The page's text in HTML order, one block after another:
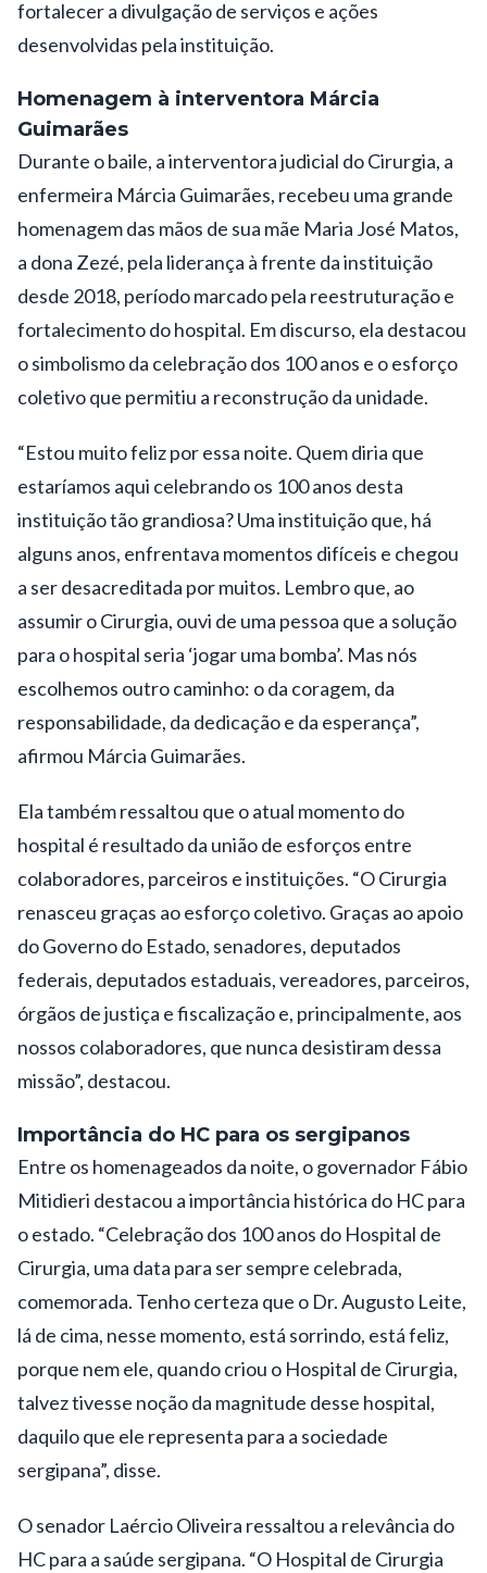
fortalecer a divulgação de serviços e ações
desenvolvidas pela instituição.
Homenagem à interventora Márcia
Guimarães
Durante o baile, a interventora judicial do Cirurgia, a
enfermeira Márcia Guimarães, recebeu uma grande
homenagem das mãos de sua mãe Maria José Matos,
a dona Zezé, pela liderança à frente da instituição
desde 2018, período marcado pela reestruturação e
fortalecimento do hospital. Em discurso, ela destacou
o simbolismo da celebração dos 100 anos e o esforço
coletivo que permitiu a reconstrução da unidade.
“Estou muito feliz por essa noite. Quem diria que
estaríamos aqui celebrando os 100 anos desta
instituição tão grandiosa? Uma instituição que, há
alguns anos, enfrentava momentos difíceis e chegou
a ser desacreditada por muitos. Lembro que, ao
assumir o Cirurgia, ouvi de uma pessoa que a solução
para o hospital seria ‘jogar uma bomba’. Mas nós
escolhemos outro caminho: o da coragem, da
responsabilidade, da dedicação e da esperança”,
afirmou Márcia Guimarães.
Ela também ressaltou que o atual momento do
hospital é resultado da união de esforços entre
colaboradores, parceiros e instituições. “O Cirurgia
renasceu graças ao esforço coletivo. Graças ao apoio
do Governo do Estado, senadores, deputados
federais, deputados estaduais, vereadores, parceiros,
órgãos de justiça e fiscalização e, principalmente, aos
nossos colaboradores, que nunca desistiram dessa
missão”, destacou.
Importância do HC para os sergipanos
Entre os homenageados da noite, o governador Fábio
Mitidieri destacou a importância histórica do HC para
o estado. “Celebração dos 100 anos do Hospital de
Cirurgia, uma data para ser sempre celebrada,
comemorada. Tenho certeza que o Dr. Augusto Leite,
lá de cima, nesse momento, está sorrindo, está feliz,
porque nem ele, quando criou o Hospital de Cirurgia,
talvez tivesse noção da magnitude desse hospital,
daquilo que ele representa para a sociedade
sergipana”, disse.
O senador Laércio Oliveira ressaltou a relevância do
HC para a saúde sergipana. “O Hospital de Cirurgia